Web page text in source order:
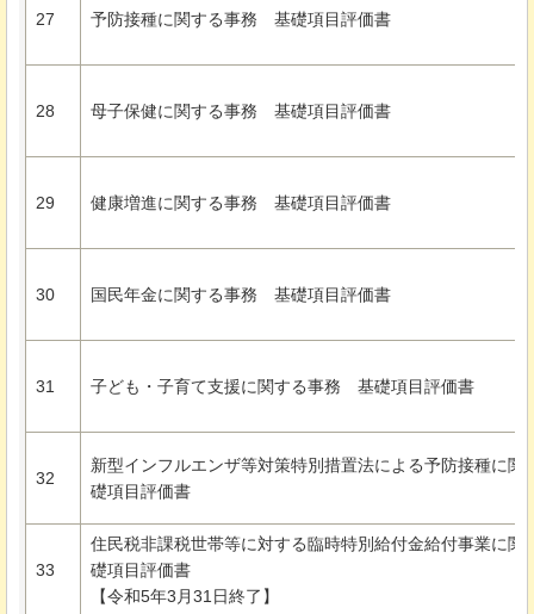
27 予防接種に関する事務 基礎項目評価書
28 母子保健に関する事務 基礎項目評価書
29 健康増進に関する事務 基礎項目評価書
30 国民年金に関する事務 基礎項目評価書
31 子ども・子育て支援に関する事務 基礎項目評価書
32
新型インフルエンザ等対策特別措置法による予防接種に関
礎項目評価書
33
住民税非課税世帯等に対する臨時特別給付金給付事業に関
礎項目評価書
【令和5年3月31日終了】